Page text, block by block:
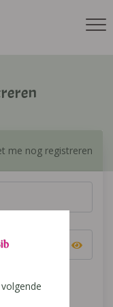
me nog registreren